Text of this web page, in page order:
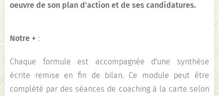
oeuvre de son plan d'action et de ses candidatures.
Notre + :
Chaque formule est accompagnée d'une synthèse
écrite remise en fin de bilan. Ce module peut être
complété par des séances de coaching à la carte selon